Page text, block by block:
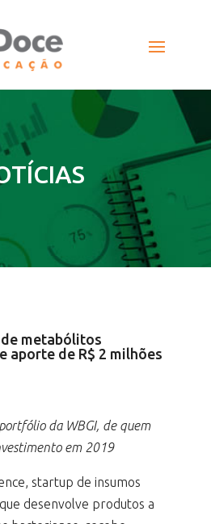
metabólitos
aporte de R$ 2 milhões
da WBGI, de quem
em 2019
startup de insumos
desenvolve produtos a